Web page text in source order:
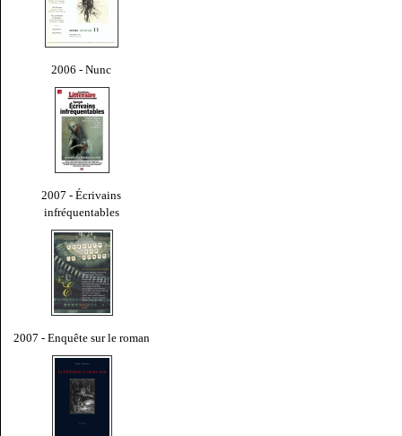
2006 - Nunc
2007 - Écrivains
infréquentables
2007 - Enquête sur le roman